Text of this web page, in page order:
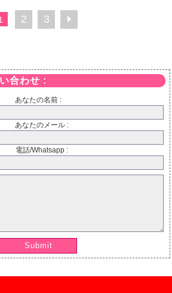
2 3
合わせ :
あなたの名前 :
あなたのメール :
電話/Whatsapp :
Submit